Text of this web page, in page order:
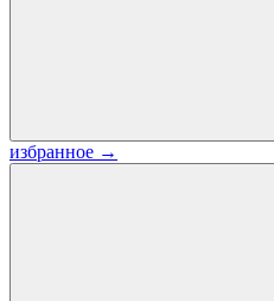
избранное →